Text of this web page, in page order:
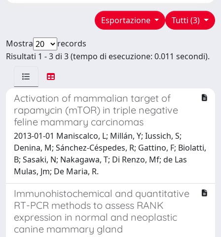
Tutti (3)
Esportazione
Mostra
records
Risultati 1 - 3 di 3 (tempo di esecuzione: 0.011 secondi).
Activation of mammalian target of
rapamycin (mTOR) in triple negative
feline mammary carcinomas
2013-01-01 Maniscalco, L; Millán, Y; Iussich, S;
Denina, M; Sánchez-Céspedes, R; Gattino, F; Biolatti,
B; Sasaki, N; Nakagawa, T; Di Renzo, Mf; de Las
Mulas, Jm; De Maria, R.
Immunohistochemical and quantitative
RT-PCR methods to assess RANK
expression in normal and neoplastic
canine mammary gland